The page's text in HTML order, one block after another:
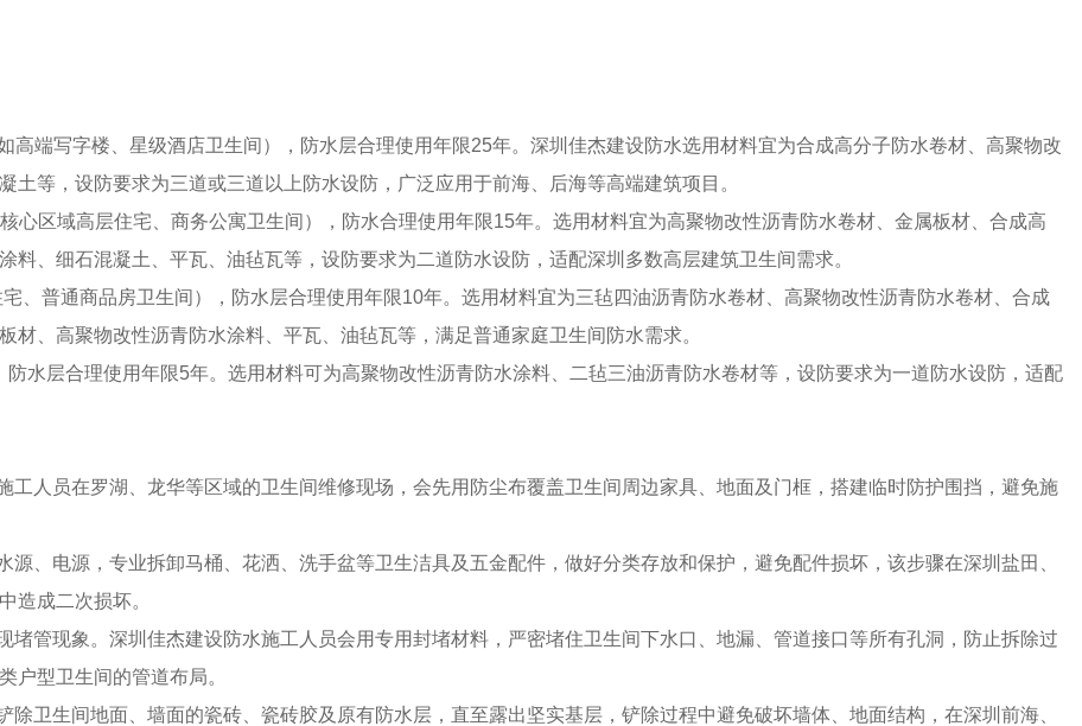
高端写字楼、星级酒店卫生间），防水层合理使用年限25年。深圳佳杰建设防水选用材料宜为合成高分子防水卷材、高聚物改
等，设防要求为三道或三道以上防水设防，广泛应用于前海、后海等高端建筑项目。
心区域高层住宅、商务公寓卫生间），防水合理使用年限15年。选用材料宜为高聚物改性沥青防水卷材、金属板材、合成高
、细石混凝土、平瓦、油毡瓦等，设防要求为二道防水设防，适配深圳多数高层建筑卫生间需求。
、普通商品房卫生间），防水层合理使用年限10年。选用材料宜为三毡四油沥青防水卷材、高聚物改性沥青防水卷材、合成
、高聚物改性沥青防水涂料、平瓦、油毡瓦等，满足普通家庭卫生间防水需求。
水层合理使用年限5年。选用材料可为高聚物改性沥青防水涂料、二毡三油沥青防水卷材等，设防要求为一道防水设防，适配
人员在罗湖、龙华等区域的卫生间维修现场，会先用防尘布覆盖卫生间周边家具、地面及门框，搭建临时防护围挡，避免施
、电源，专业拆卸马桶、花洒、洗手盆等卫生洁具及五金配件，做好分类存放和保护，避免配件损坏，该步骤在深圳盐田、
造成二次损坏。
管现象。深圳佳杰建设防水施工人员会用专用封堵材料，严密堵住卫生间下水口、地漏、管道接口等所有孔洞，防止拆除过
户型卫生间的管道布局。
卫生间地面、墙面的瓷砖、瓷砖胶及原有防水层，直至露出坚实基层，铲除过程中避免破坏墙体、地面结构，在深圳前海、